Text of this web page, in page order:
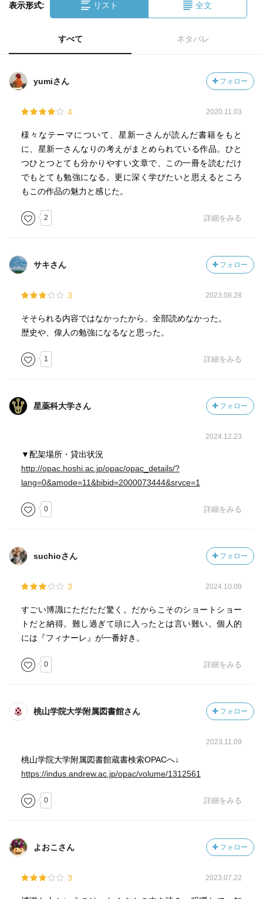
表示形式: リスト 全文
すべて ネタバレ
yumiさん フォロー
4 2020.11.03
様々なテーマについて、星新一さんが読んだ書籍をもと
に、星新一さんなりの考えがまとめられている作品。ひと
つひとつとても分かりやすい文章で、この一冊を読むだけ
でもとても勉強になる。更に深く学びたいと思えるところ
もこの作品の魅力と感じた。
2 詳細をみる
サキさん フォロー
3 2023.08.28
そそられる内容ではなかったから、全部読めなかった。
歴史や、偉人の勉強になるなと思った。
1 詳細をみる
星薬科大学さん フォロー
2024.12.23
▼配架場所・貸出状況
http://opac.hoshi.ac.jp/opac/opac_details/?
lang=0&amode=11&bibid=2000073444&srvce=1
0 詳細をみる
suchioさん フォロー
3 2024.10.09
すごい博識にただただ驚く。だからこそのショートショー
トだと納得。難し過ぎて頭に入ったとは言い難い。個人的
には『フィナーレ』が一番好き。
0 詳細をみる
桃山学院大学附属図書館さん フォロー
2023.11.09
桃山学院大学附属図書館蔵書検索OPACへ↓
https://indus.andrew.ac.jp/opac/volume/1312561
0 詳細をみる
よおこさん フォロー
3 2023.07.22